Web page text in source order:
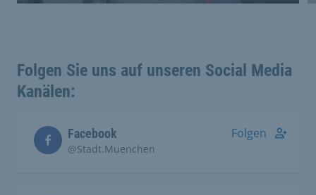
Folgen Sie uns auf unseren Social Media
Kanälen:
Facebook
@Stadt.Muenchen
Folgen